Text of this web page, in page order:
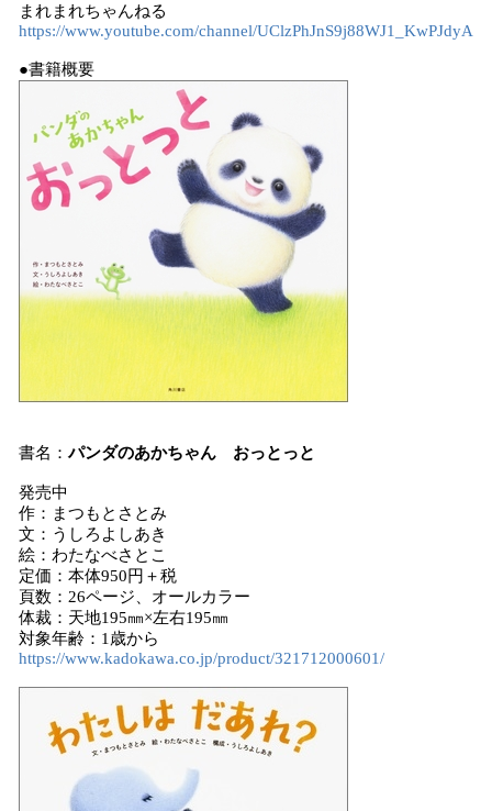
まれまれちゃんねる
https://www.youtube.com/channel/UClzPhJnS9j88WJ1_KwPJdyA
●書籍概要
書名：パンダのあかちゃん おっとっと
発売中
作：まつもとさとみ
文：うしろよしあき
絵：わたなべさとこ
定価：本体950円＋税
頁数：26ページ、オールカラー
体裁：天地195㎜×左右195㎜
対象年齢：1歳から
https://www.kadokawa.co.jp/product/321712000601/